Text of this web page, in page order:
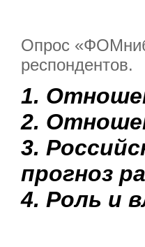
Опрос
респондентов.
1.
2.
3.
прогноз
4. Роль и